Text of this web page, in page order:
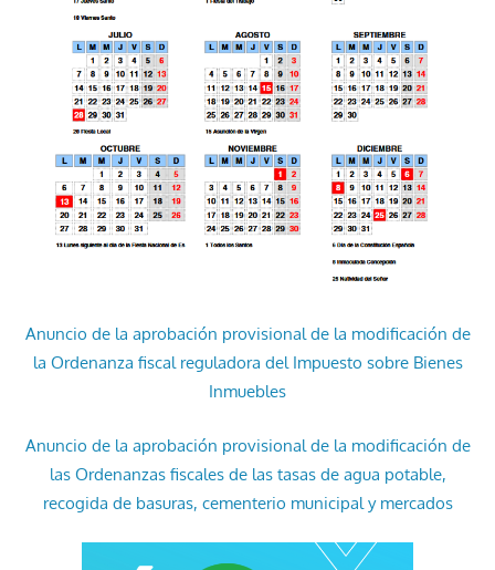
Anuncio de la aprobación provisional de la modificación de
la Ordenanza fiscal reguladora del Impuesto sobre Bienes
Inmuebles
Anuncio de la aprobación provisional de la modificación de
las Ordenanzas fiscales de las tasas de agua potable,
recogida de basuras, cementerio municipal y mercados